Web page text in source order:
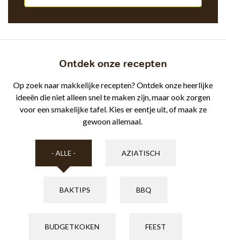
Ontdek onze recepten
Op zoek naar makkelijke recepten? Ontdek onze heerlijke
ideeën die niet alleen snel te maken zijn, maar ook zorgen
voor een smakelijke tafel. Kies er eentje uit, of maak ze
gewoon allemaal.
- ALLE - AZIATISCH
BAKTIPS BBQ
BUDGETKOKEN FEEST